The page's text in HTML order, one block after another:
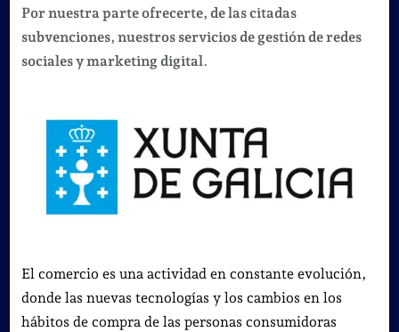
Por nuestra parte ofrecerte, de las citadas
subvenciones, nuestros servicios de gestión de redes
sociales y marketing digital.
El comercio es una actividad en constante evolución,
donde las nuevas tecnologías y los cambios en los
hábitos de compra de las personas consumidoras